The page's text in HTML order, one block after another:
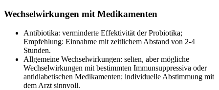
Wechselwirkungen mit Medikamenten
Antibiotika: verminderte Effektivität der Probiotika;
Empfehlung: Einnahme mit zeitlichem Abstand von 2-4
Stunden.
Allgemeine Wechselwirkungen: selten, aber mögliche
Wechselwirkungen mit bestimmten Immunsuppressiva oder
antidiabetischen Medikamenten; individuelle Abstimmung mit
dem Arzt sinnvoll.